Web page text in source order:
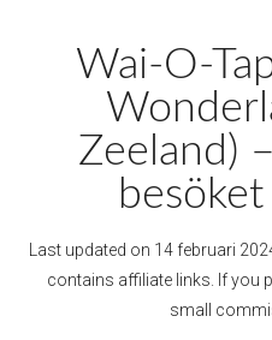
Wai-O-
Zeeland)
Last updated on 14 februari
contains affiliate links. If you
small